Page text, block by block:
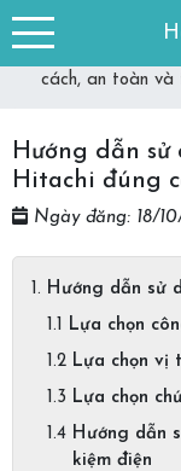
Trang chủ
Góc
cách, an toàn và
Hướng dẫn
Hitachi đúng
Ngày đăng: 18/
Hướng dẫn sử
Lựa chọn
Lựa chọn vị
Lựa chọn
Hướng dẫn
kiệm điện